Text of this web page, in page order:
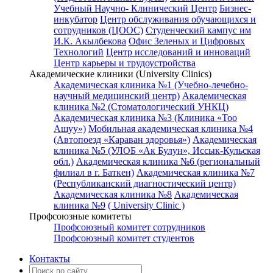
Учебный Научно- Клинический Центр Бизнес-
инкубатор Центр обслуживания обучающихся и
сотрудников (ЦООС) Студенческий кампус им
И.К. Акылбекова Офис Зеленых и Цифровых
Технологий Центр исследований и инноваций
Центр карьеры и трудоустройства
Академические клиники (University Clinics)
Академическая клиника №1 (Учебно-лечебно-
научный медицинский центр) Академическая
клиника №2 (Стоматологический УНКЦ)
Академическая клиника №3 (Клиника «Тоо
Ашуу») Мобильная академическая клиника №4
(Автопоезд «Караван здоровья») Академическая
клиника №5 (УЛОБ «Ак Булун», Иссык-Кульская
обл.) Академическая клиника №6 (региональный
филиал в г. Баткен) Академическая клиника №7
(Республиканский диагностический центр)
Академическая клиника №8 Академическая
клиника №9 ( University Clinic )
Профсоюзные комитеты
Профсоюзный комитет сотрудников
Профсоюзный комитет студентов
Контакты